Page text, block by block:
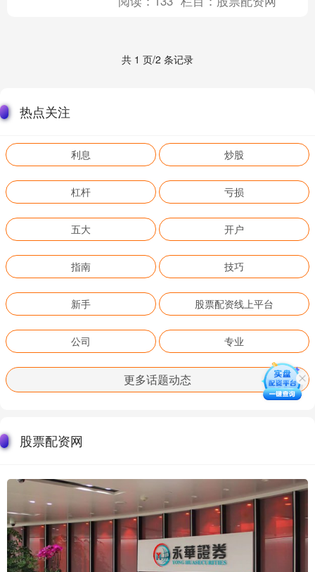
共 1 页/2 条记录
热点关注
利息 炒股
杠杆 亏损
五大 开户
指南 技巧
新手 股票配资线上平台
公司 专业
更多话题动态
股票配资网